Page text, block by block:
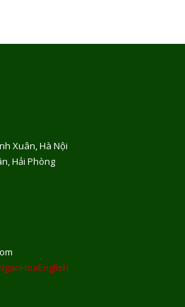
Xuân, Hà Nội
Hải Phòng